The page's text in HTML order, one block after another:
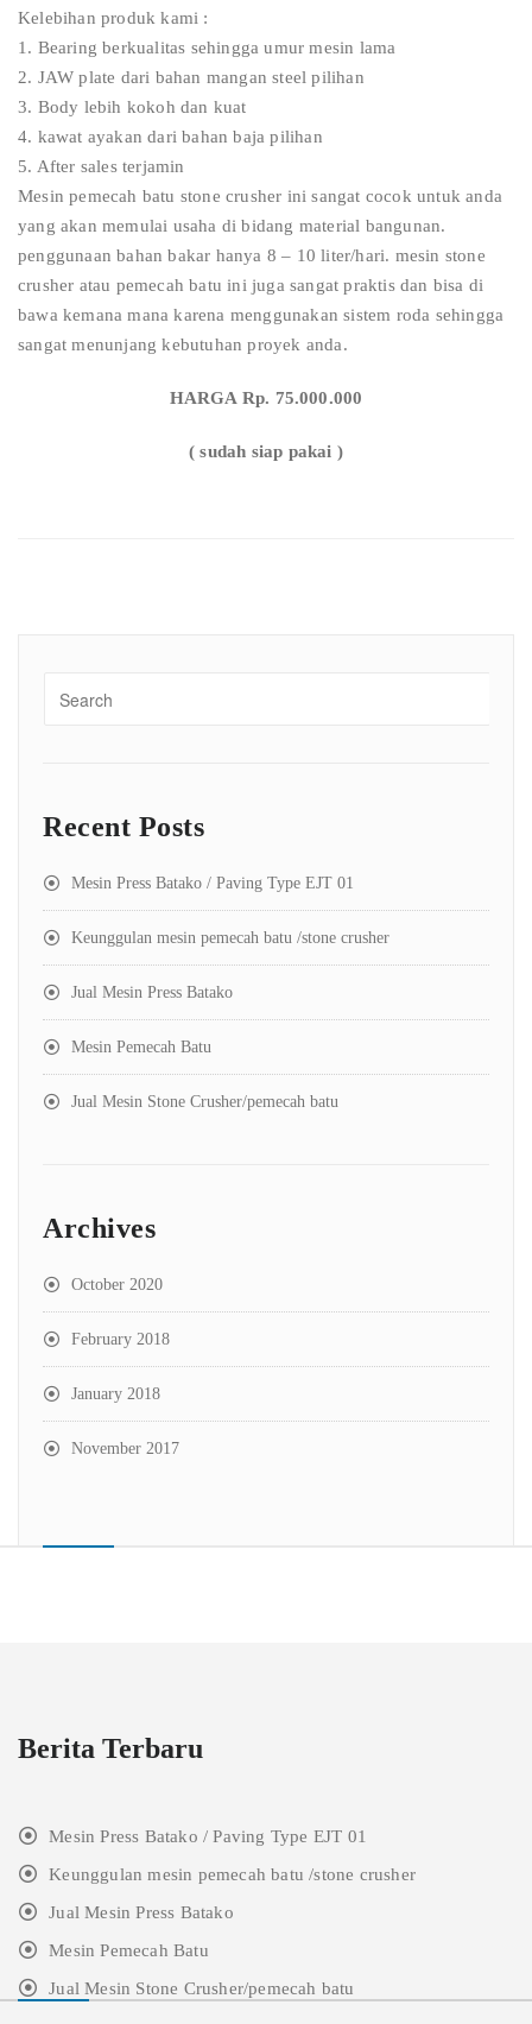
Kelebihan produk kami :
1. Bearing berkualitas sehingga umur mesin lama
2. JAW plate dari bahan mangan steel pilihan
3. Body lebih kokoh dan kuat
4. kawat ayakan dari bahan baja pilihan
5. After sales terjamin
Mesin pemecah batu stone crusher ini sangat cocok untuk anda
yang akan memulai usaha di bidang material bangunan.
penggunaan bahan bakar hanya 8 – 10 liter/hari. mesin stone
crusher atau pemecah batu ini juga sangat praktis dan bisa di
bawa kemana mana karena menggunakan sistem roda sehingga
sangat menunjang kebutuhan proyek anda.
HARGA Rp. 75.000.000
( sudah siap pakai )
Recent Posts
Mesin Press Batako / Paving Type EJT 01
Keunggulan mesin pemecah batu /stone crusher
Jual Mesin Press Batako
Mesin Pemecah Batu
Jual Mesin Stone Crusher/pemecah batu
Archives
October 2020
February 2018
January 2018
November 2017
Berita Terbaru
Mesin Press Batako / Paving Type EJT 01
Keunggulan mesin pemecah batu /stone crusher
Jual Mesin Press Batako
Mesin Pemecah Batu
Jual Mesin Stone Crusher/pemecah batu